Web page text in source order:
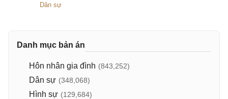
Dân sự
Danh mục bản án
Hôn nhân gia đình (843,252)
Dân sự (348,068)
Hình sự (129,684)